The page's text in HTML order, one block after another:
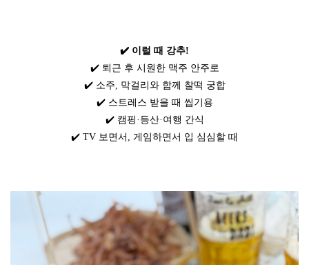
✔️ 이럴 때 강추!
✔️ 퇴근 후 시원한 맥주 안주로
✔️ 소주, 막걸리와 함께 찰떡 궁합
✔️ 스트레스 받을 때 씹기용
✔️ 캠핑·등산·여행 간식
✔️ TV 보면서, 게임하면서 입 심심할 때